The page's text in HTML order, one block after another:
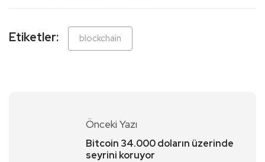
Etiketler: blockchain
Önceki Yazı
Bitcoin 34.000 doların üzerinde
seyrini koruyor